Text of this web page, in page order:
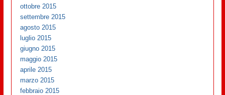
ottobre 2015
settembre 2015
agosto 2015
luglio 2015
giugno 2015
maggio 2015
aprile 2015
marzo 2015
febbraio 2015